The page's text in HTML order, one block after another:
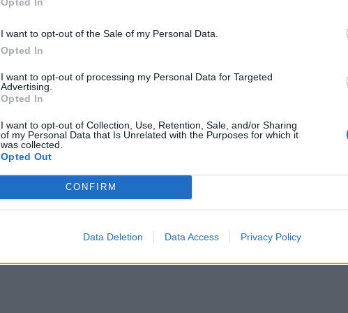
I want to opt-out of the Sale of my Personal Data.
Opted In
I want to opt-out of processing my Personal Data for Targeted
Advertising.
Opted In
I want to opt-out of Collection, Use, Retention, Sale, and/or Sharing
of my Personal Data that Is Unrelated with the Purposes for which it
was collected.
Opted Out
CONFIRM
Data Deletion Data Access Privacy Policy